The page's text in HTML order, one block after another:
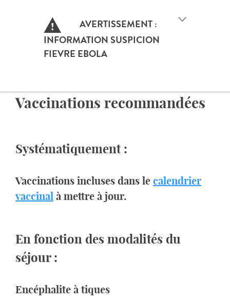
AVERTISSEMENT :
INFORMATION SUSPICION
FIEVRE EBOLA
Vaccinations recommandées
Systématiquement :
Vaccinations incluses dans le calendrier
vaccinal à mettre à jour.
En fonction des modalités du
séjour :
Encéphalite à tiques